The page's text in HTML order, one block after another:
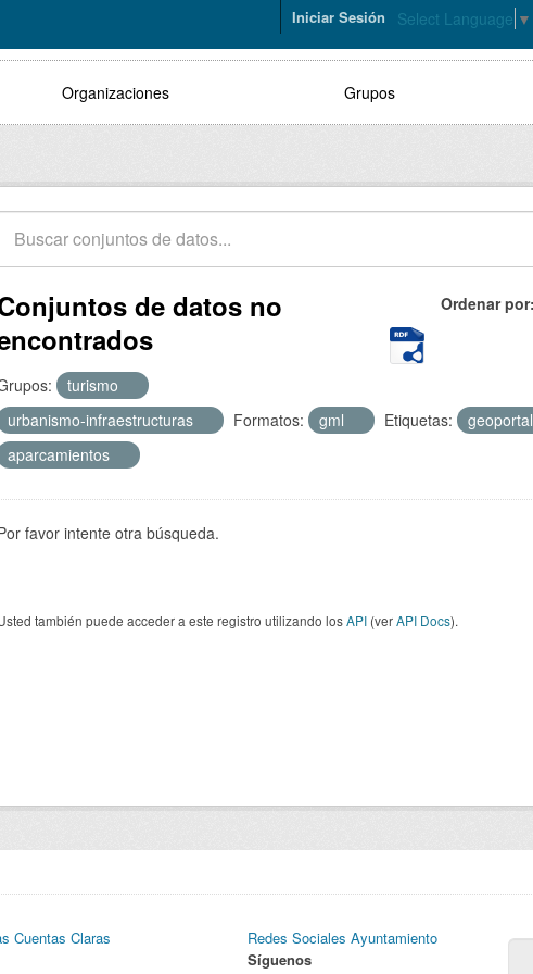
Select Language ▼
Iniciar Sesión
Organizaciones Grupos
Ordenar por
de datos no
turismo
urbanismo-infraestructuras
Formatos: gml Etiquetas:
geoportal
aparcamientos
favor intente otra búsqueda.
también puede acceder a este registro utilizando losAPI (verAPI Docs).
Cuentas Claras
Redes Sociales Ayuntamiento
Síguenos